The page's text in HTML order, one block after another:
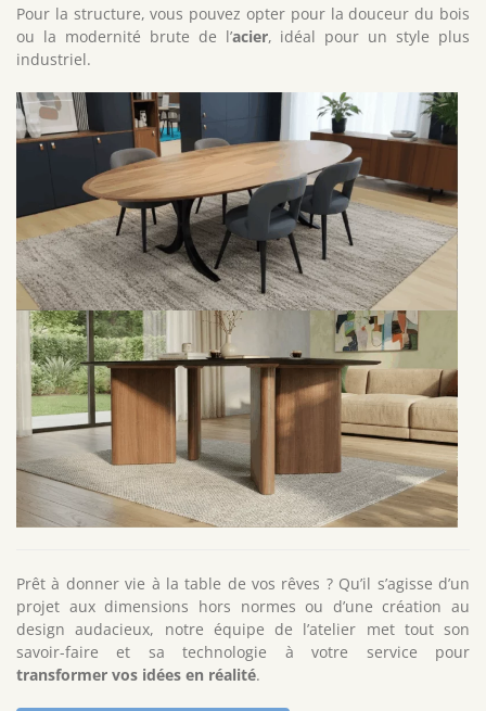
Pour la structure, vous pouvez opter pour la douceur du bois
ou la modernité brute de l’acier, idéal pour un style plus
industriel.
Prêt à donner vie à la table de vos rêves ? Qu’il s’agisse d’un
projet aux dimensions hors normes ou d’une création au
design audacieux, notre équipe de l’atelier met tout son
savoir-faire et sa technologie à votre service pour
transformer vos idées en réalité.